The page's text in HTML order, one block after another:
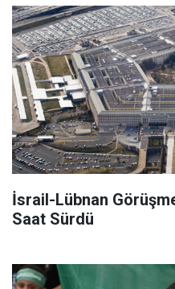
İsrail-Lübnan
Saat Sürdü